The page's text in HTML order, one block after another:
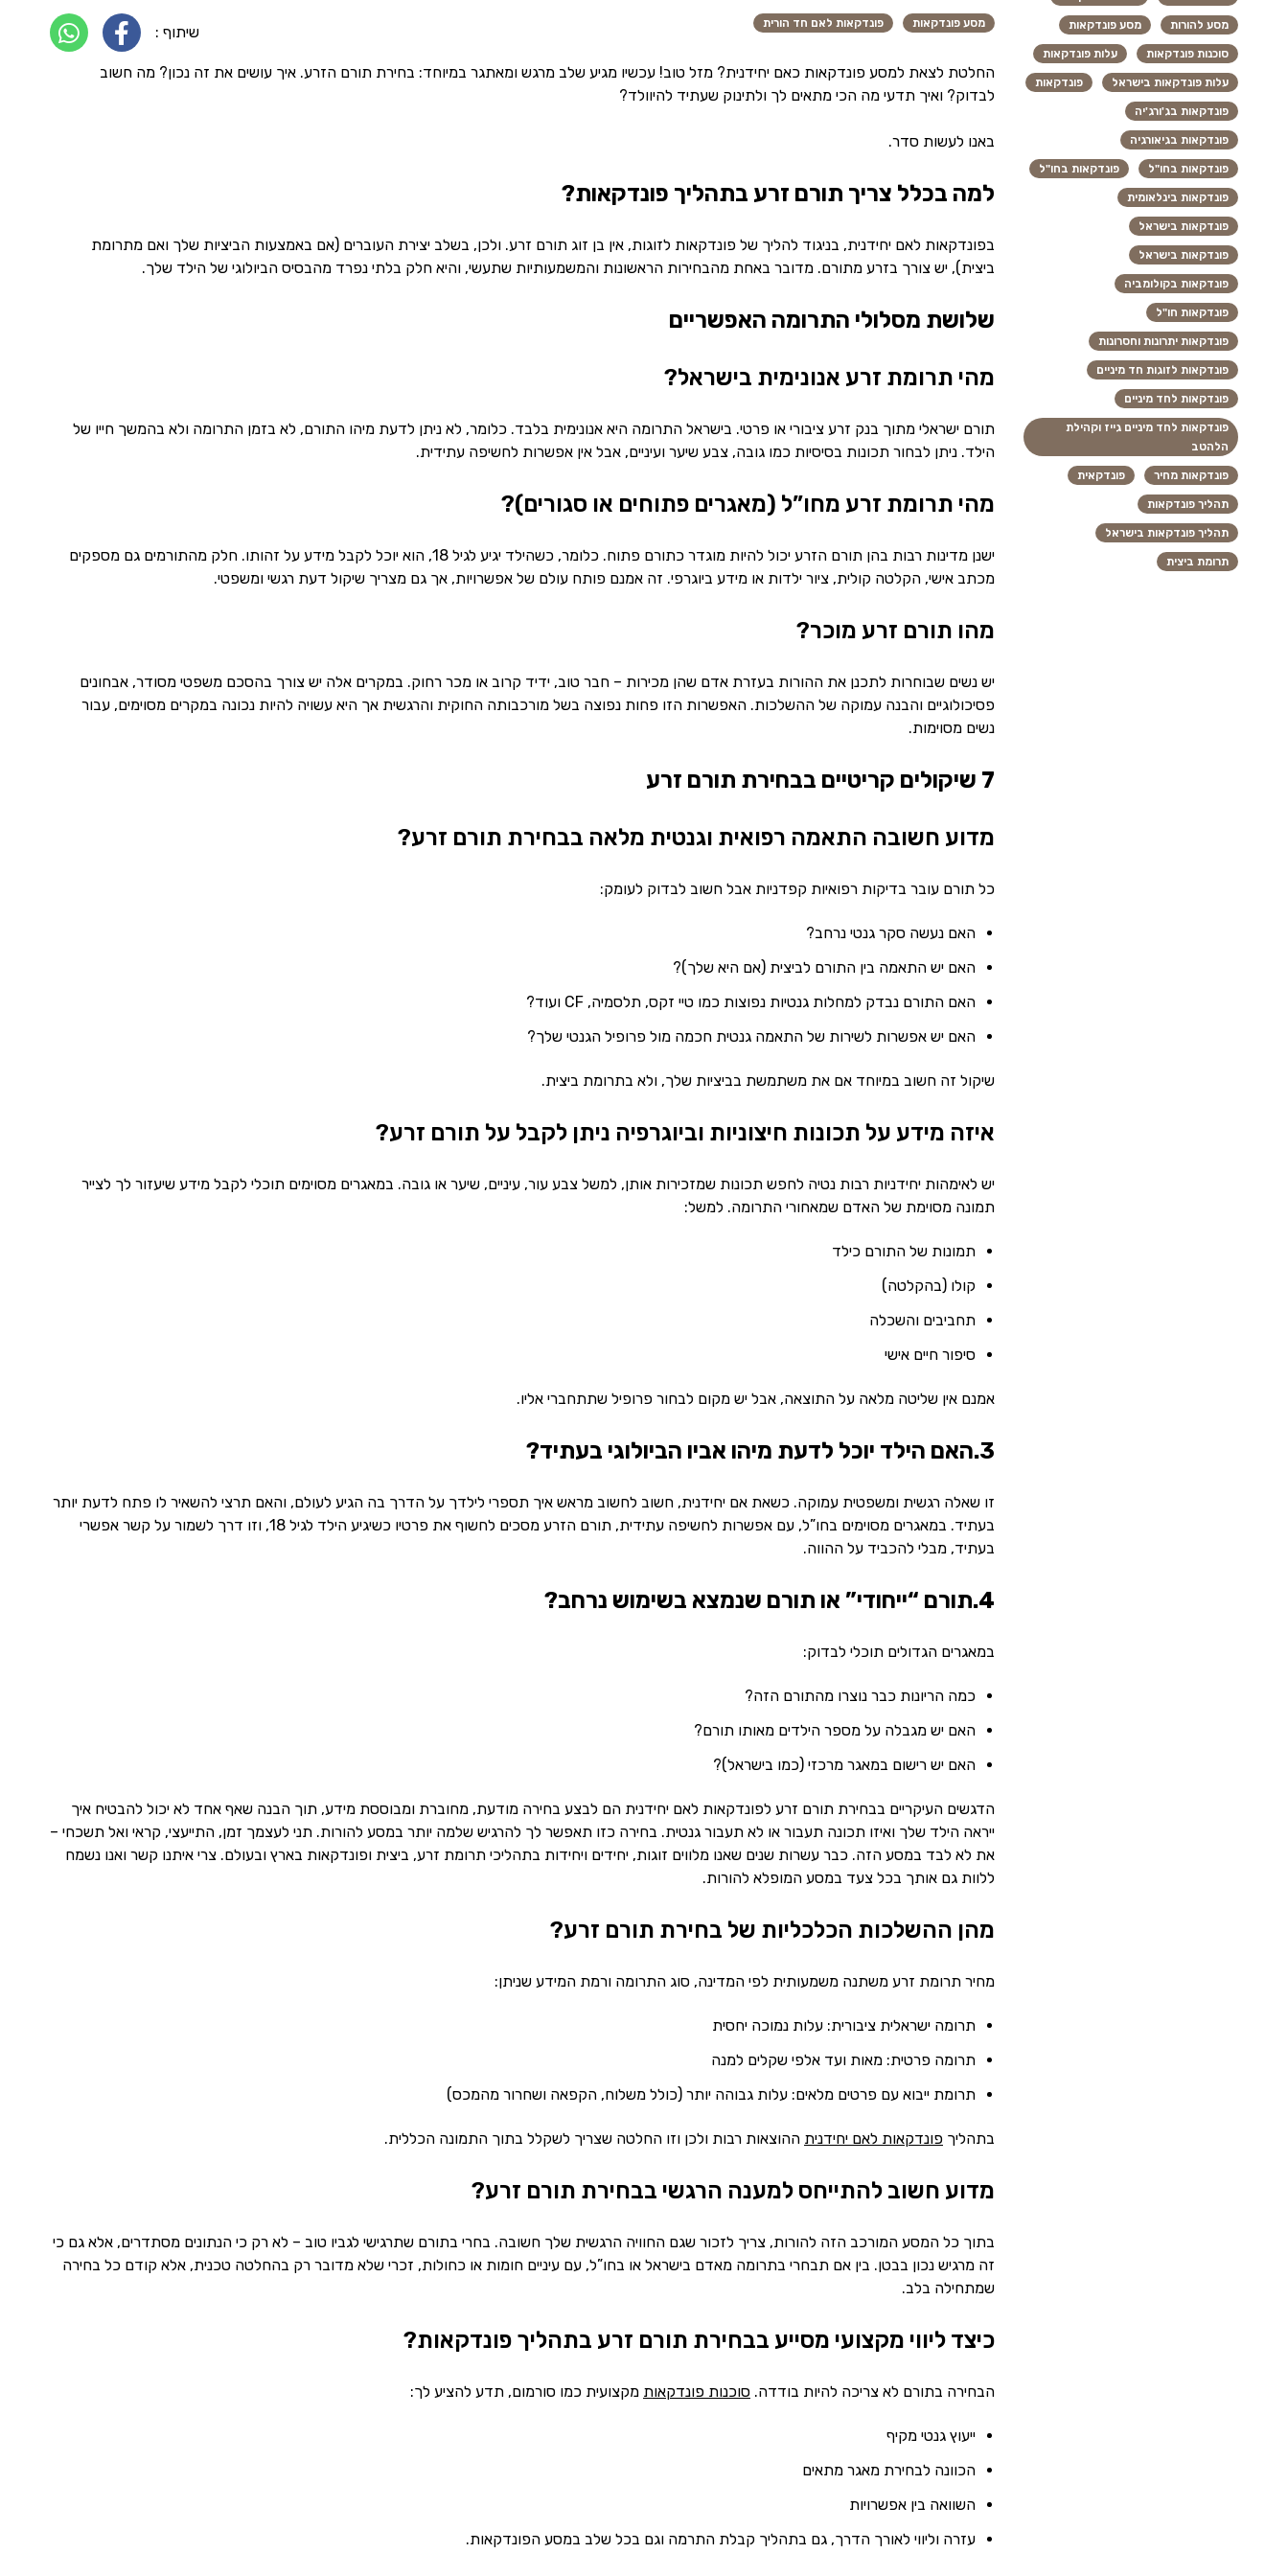
מסע פונדקאות פונדקאות לאם חד הורית שיתוף :
החלטת לצאת למסע פונדקאות כאם יחידנית? מזל טוב! עכשיו מגיע שלב מרגש ומאתגר במיוחד: בחירת תורם הזרע. איך עושים את זה נכון? מה חשוב
לבדוק? ואיך תדעי מה הכי מתאים לך ולתינוק שעתיד להיוולד?
באנו לעשות סדר.
למה בכלל צריך תורם זרע בתהליך פונדקאות?
בפונדקאות לאם יחידנית, בניגוד להליך של פונדקאות לזוגות, אין בן זוג תורם זרע. ולכן, בשלב יצירת העוברים (אם באמצעות הביציות שלך ואם מתרומת
ביצית), יש צורך בזרע מתורם. מדובר באחת מהבחירות הראשונות והמשמעותיות שתעשי, והיא חלק בלתי נפרד מהבסיס הביולוגי של הילד שלך.
שלושת מסלולי התרומה האפשריים
מהי תרומת זרע אנונימית בישראל?
תורם ישראלי מתוך בנק זרע ציבורי או פרטי. בישראל התרומה היא אנונימית בלבד. כלומר, לא ניתן לדעת מיהו התורם, לא בזמן התרומה ולא בהמשך חייו של
הילד. ניתן לבחור תכונות בסיסיות כמו גובה, צבע שיער ועיניים, אבל אין אפשרות לחשיפה עתידית.
מהי תרומת זרע מחו”ל (מאגרים פתוחים או סגורים)?
ישנן מדינות רבות בהן תורם הזרע יכול להיות מוגדר כתורם פתוח. כלומר, כשהילד יגיע לגיל 18, הוא יוכל לקבל מידע על זהותו. חלק מהתורמים גם מספקים
מכתב אישי, הקלטה קולית, ציור ילדות או מידע ביוגרפי. זה אמנם פותח עולם של אפשרויות, אך גם מצריך שיקול דעת רגשי ומשפטי.
מהו תורם זרע מוכר?
יש נשים שבוחרות לתכנן את ההורות בעזרת אדם שהן מכירות – חבר טוב, ידיד קרוב או מכר רחוק. במקרים אלה יש צורך בהסכם משפטי מסודר, אבחונים
פסיכולוגיים והבנה עמוקה של ההשלכות. האפשרות הזו פחות נפוצה בשל מורכבותה החוקית והרגשית אך היא עשויה להיות נכונה במקרים מסוימים, עבור
נשים מסוימות.
7 שיקולים קריטיים בבחירת תורם זרע
מדוע חשובה התאמה רפואית וגנטית מלאה בבחירת תורם זרע?
כל תורם עובר בדיקות רפואיות קפדניות אבל חשוב לבדוק לעומק:
האם נעשה סקר גנטי נרחב?
האם יש התאמה בין התורם לביצית (אם היא שלך)?
האם התורם נבדק למחלות גנטיות נפוצות כמו טיי זקס, תלסמיה, CF ועוד?
האם יש אפשרות לשירות של התאמה גנטית חכמה מול פרופיל הגנטי שלך?
שיקול זה חשוב במיוחד אם את משתמשת בביציות שלך, ולא בתרומת ביצית.
איזה מידע על תכונות חיצוניות וביוגרפיה ניתן לקבל על תורם זרע?
יש לאימהות יחידניות רבות נטיה לחפש תכונות שמזכירות אותן, למשל צבע עור, עיניים, שיער או גובה. במאגרים מסוימים תוכלי לקבל מידע שיעזור לך לצייר
תמונה מסוימת של האדם שמאחורי התרומה. למשל:
תמונות של התורם כילד
קולו (בהקלטה)
תחביבים והשכלה
סיפור חיים אישי
אמנם אין שליטה מלאה על התוצאה, אבל יש מקום לבחור פרופיל שתתחברי אליו.
3.האם הילד יוכל לדעת מיהו אביו הביולוגי בעתיד?
זו שאלה רגשית ומשפטית עמוקה. כשאת אם יחידנית, חשוב לחשוב מראש איך תספרי לילדך על הדרך בה הגיע לעולם, והאם תרצי להשאיר לו פתח לדעת יותר
בעתיד. במאגרים מסוימים בחו”ל, עם אפשרות לחשיפה עתידית, תורם הזרע מסכים לחשוף את פרטיו כשיגיע הילד לגיל 18, וזו דרך לשמור על קשר אפשרי
בעתיד, מבלי להכביד על ההווה.
4.תורם “ייחודי” או תורם שנמצא בשימוש נרחב?
במאגרים הגדולים תוכלי לבדוק:
כמה הריונות כבר נוצרו מהתורם הזה?
האם יש מגבלה על מספר הילדים מאותו תורם?
האם יש רישום במאגר מרכזי (כמו בישראל)?
הדגשים העיקריים בבחירת תורם זרע לפונדקאות לאם יחידנית הם לבצע בחירה מודעת, מחוברת ומבוססת מידע, תוך הבנה שאף אחד לא יכול להבטיח איך
ייראה הילד שלך ואיזו תכונה תעבור או לא תעבור גנטית. בחירה כזו תאפשר לך להרגיש שלמה יותר במסע להורות. תני לעצמך זמן, התייעצי, קראי ואל תשכחי –
את לא לבד במסע הזה. כבר עשרות שנים שאנו מלווים זוגות, יחידים ויחידות בתהליכי תרומת זרע, ביצית ופונדקאות בארץ ובעולם. צרי איתנו קשר ואנו נשמח
ללוות גם אותך בכל צעד במסע המופלא להורות.
מהן ההשלכות הכלכליות של בחירת תורם זרע?
מחיר תרומת זרע משתנה משמעותית לפי המדינה, סוג התרומה ורמת המידע שניתן:
תרומה ישראלית ציבורית: עלות נמוכה יחסית
תרומה פרטית: מאות ועד אלפי שקלים למנה
תרומת ייבוא עם פרטים מלאים: עלות גבוהה יותר (כולל משלוח, הקפאה ושחרור מהמכס)
בתהליך פונדקאות לאם יחידנית ההוצאות רבות ולכן וזו החלטה שצריך לשקלל בתוך התמונה הכללית.
מדוע חשוב להתייחס למענה הרגשי בבחירת תורם זרע?
בתוך כל המסע המורכב הזה להורות, צריך לזכור שגם החוויה הרגשית שלך חשובה. בחרי בתורם שתרגישי לגביו טוב – לא רק כי הנתונים מסתדרים, אלא גם כי
זה מרגיש נכון בבטן. בין אם תבחרי בתרומה מאדם בישראל או בחו”ל, עם עיניים חומות או כחולות, זכרי שלא מדובר רק בהחלטה טכנית, אלא קודם כל בחירה
שמתחילה בלב.
כיצד ליווי מקצועי מסייע בבחירת תורם זרע בתהליך פונדקאות?
הבחירה בתורם לא צריכה להיות בודדה. סוכנות פונדקאות מקצועית כמו סורמום, תדע להציע לך:
ייעוץ גנטי מקיף
הכוונה לבחירת מאגר מתאים
השוואה בין אפשרויות
עזרה וליווי לאורך הדרך, גם בתהליך קבלת התרמה וגם בכל שלב במסע הפונדקאות.
מסע להורות מסע פונדקאות
סוכנות פונדקאות עלות פונדקאות
עלות פונדקאות בישראל פונדקאות
פונדקאות בג'ורג'יה
פונדקאות בגיאורגיה
פונדקאות בחו"ל פונדקאות בחו"ל
פונדקאות בינלאומית
פונדקאות בישראל
פונדקאות בישראל
פונדקאות בקולומביה
פונדקאות חו"ל
פונדקאות יתרונות וחסרונות
פונדקאות לזוגות חד מיניים
פונדקאות לחד מיניים
פונדקאות לחד מיניים גייז וקהילת
הלהטב
פונדקאות מחיר פונדקאית
תהליך פונדקאות
תהליך פונדקאות בישראל
תרומת ביצית